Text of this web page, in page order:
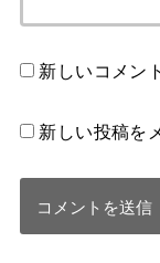
新しいコメン
新しい投稿を